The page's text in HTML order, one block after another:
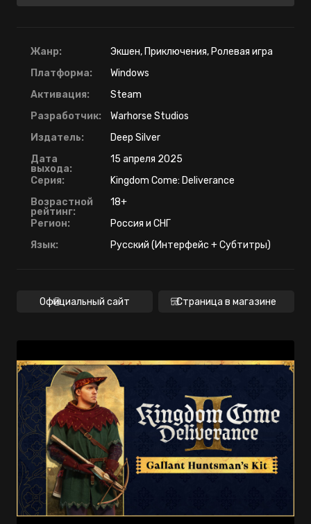
Жанр:
Экшен, Приключения, Ролевая игра
Платформа:
Windows
Активация:
Steam
Разработчик:
Warhorse Studios
Издатель:
Deep Silver
Дата
выхода:
15 апреля 2025
Серия:
Kingdom Come: Deliverance
Возрастной
рейтинг:
18+
Регион:
Россия и СНГ
Язык:
Русский (Интерфейс + Субтитры)
Официальный сайт Страница в магазине